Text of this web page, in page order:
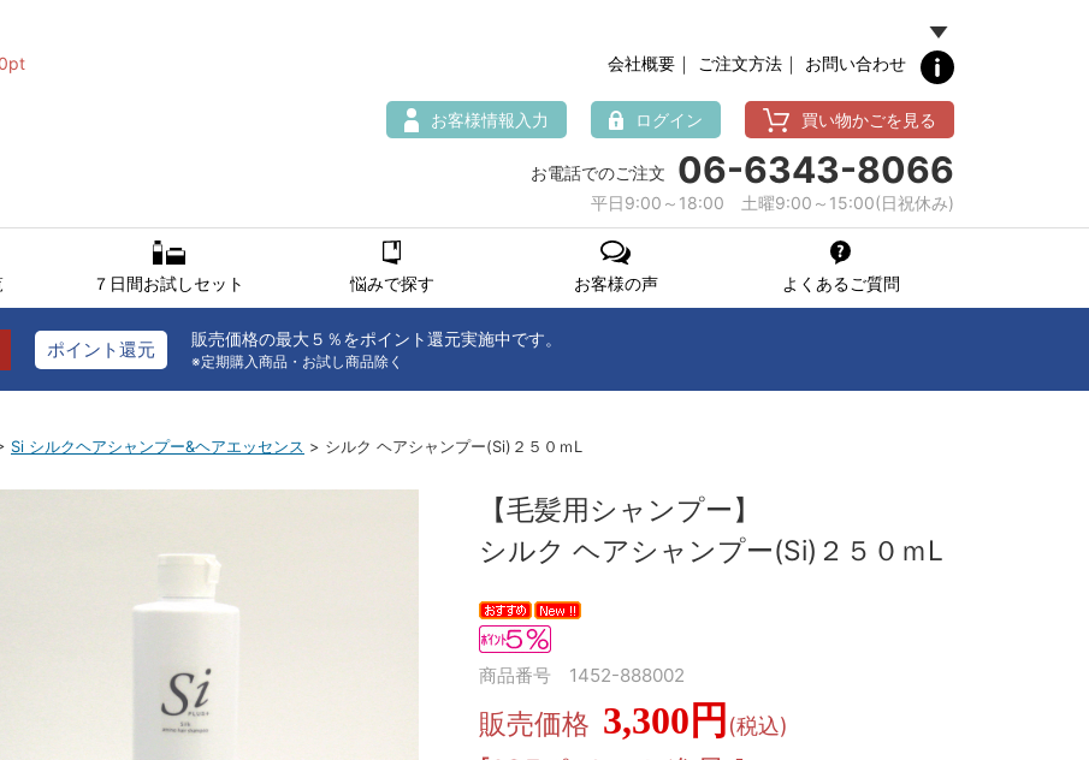
0pt 会社概要 ｜ ご注文方法 ｜ お問い合わせ
お客様情報入力 ログイン 買い物かごを見る
お電話でのご注文 06-6343-8066
平日9:00～18:00 土曜9:00～15:00(日祝休み)
７日間お試しセット 悩みで探す お客様の声 よくあるご質問
ポイント還元 販売価格の最大５％をポイント還元実施中です。
※定期購入商品・お試し商品除く
Si シルクヘアシャンプー&ヘアエッセンス > シルク ヘアシャンプー(Si)２５０ｍL
【毛髪用シャンプー】
シルク ヘアシャンプー(Si)２５０ｍL
商品番号 1452-888002
販売価格 3,300円 (税込)